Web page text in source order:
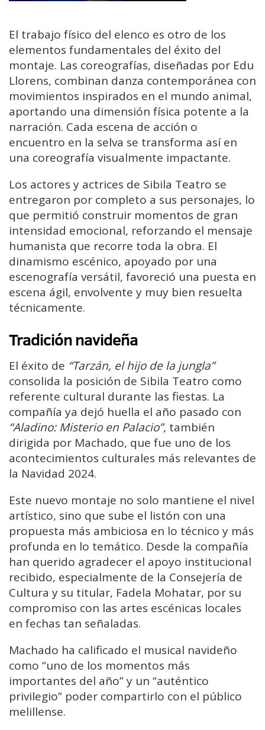
El trabajo físico del elenco es otro de los
elementos fundamentales del éxito del
montaje. Las coreografías, diseñadas por Edu
Llorens, combinan danza contemporánea con
movimientos inspirados en el mundo animal,
aportando una dimensión física potente a la
narración. Cada escena de acción o
encuentro en la selva se transforma así en
una coreografía visualmente impactante.
Los actores y actrices de Sibila Teatro se
entregaron por completo a sus personajes, lo
que permitió construir momentos de gran
intensidad emocional, reforzando el mensaje
humanista que recorre toda la obra. El
dinamismo escénico, apoyado por una
escenografía versátil, favoreció una puesta en
escena ágil, envolvente y muy bien resuelta
técnicamente.
Tradición navideña
El éxito de “Tarzán, el hijo de la jungla”
consolida la posición de Sibila Teatro como
referente cultural durante las fiestas. La
compañía ya dejó huella el año pasado con
“Aladino: Misterio en Palacio”, también
dirigida por Machado, que fue uno de los
acontecimientos culturales más relevantes de
la Navidad 2024.
Este nuevo montaje no solo mantiene el nivel
artístico, sino que sube el listón con una
propuesta más ambiciosa en lo técnico y más
profunda en lo temático. Desde la compañía
han querido agradecer el apoyo institucional
recibido, especialmente de la Consejería de
Cultura y su titular, Fadela Mohatar, por su
compromiso con las artes escénicas locales
en fechas tan señaladas.
Machado ha calificado el musical navideño
como “uno de los momentos más
importantes del año” y un “auténtico
privilegio” poder compartirlo con el público
melillense.